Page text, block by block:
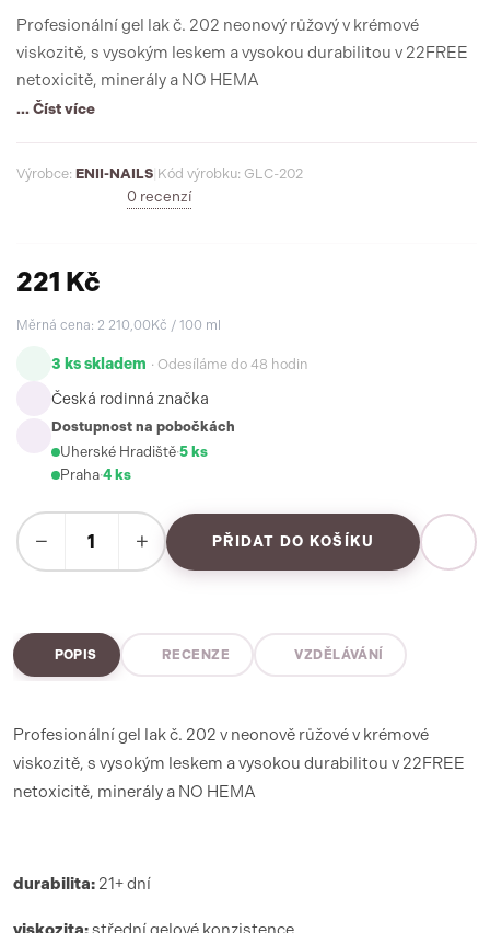
Profesionální gel lak č. 202 neonový růžový v krémové
viskozitě, s vysokým leskem a vysokou durabilitou v 22FREE
... Číst více
Výrobce: ENII-NAILS Kód výrobku: GLC-202
0 recenzí
221 Kč
Měrná cena: 2 210,00Kč / 100 ml
3 ks skladem · Odesíláme do 48 hodin
Česká rodinná značka
Dostupnost na pobočkách
Uherské Hradiště·5 ks
Praha·4 ks
− + PŘIDAT DO KOŠÍKU
POPIS RECENZE VZDĚLÁVÁNÍ
Profesionální gel lak č. 202 v neonově růžové v krémové
viskozitě, s vysokým leskem a vysokou durabilitou v 22FREE
netoxicitě, minerály a NO HEMA
durabilita: 21+ dní